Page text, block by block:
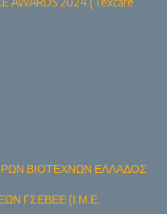
ΒΙΟΤΕΧΝΩΝ ΕΛΛΑΔΟΣ
ΓΣΕΒΕΕ (Ι.Μ.Ε.